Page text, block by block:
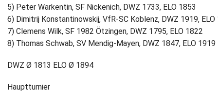
5) Peter Warkentin, SF Nickenich, DWZ 1733, ELO 1853
6) Dimitrij Konstantinowskij, VfR-SC Koblenz, DWZ 1919, ELO
7) Clemens Wilk, SF 1982 Ötzingen, DWZ 1795, ELO 1822
8) Thomas Schwab, SV Mendig-Mayen, DWZ 1847, ELO 1919
DWZ Ø 1813 ELO Ø 1894
Hauptturnier